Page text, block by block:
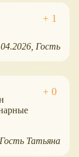
Гость
Гость Татьяна